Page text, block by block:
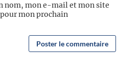
nom, mon e-mail et mon site
mon prochain